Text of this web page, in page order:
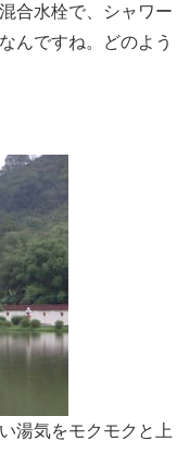
合水栓で、シャワー
んですね。どのよう
湯気をモクモクと上